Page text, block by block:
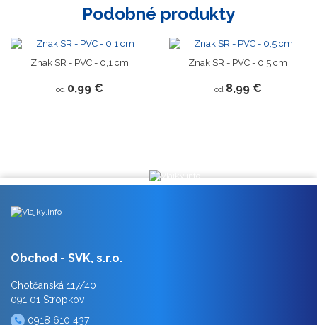
Podobné produkty
Znak SR - PVC - 0,1 cm
od 0,99 €
Znak SR - PVC - 0,5 cm
od 8,99 €
Obchod - SVK, s.r.o.
Chotčanská 117/40
091 01 Stropkov
0918 610 437